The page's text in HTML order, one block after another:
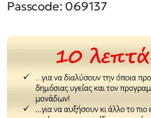
Passcode: 069137